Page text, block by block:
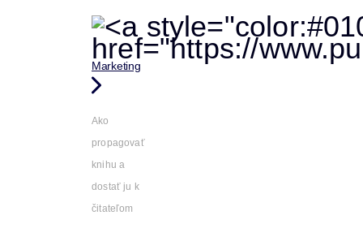
Marketing
Ako
propagovať
knihu a
dostať ju k
čitateľom